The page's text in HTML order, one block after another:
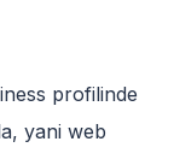
profilinde
yani web